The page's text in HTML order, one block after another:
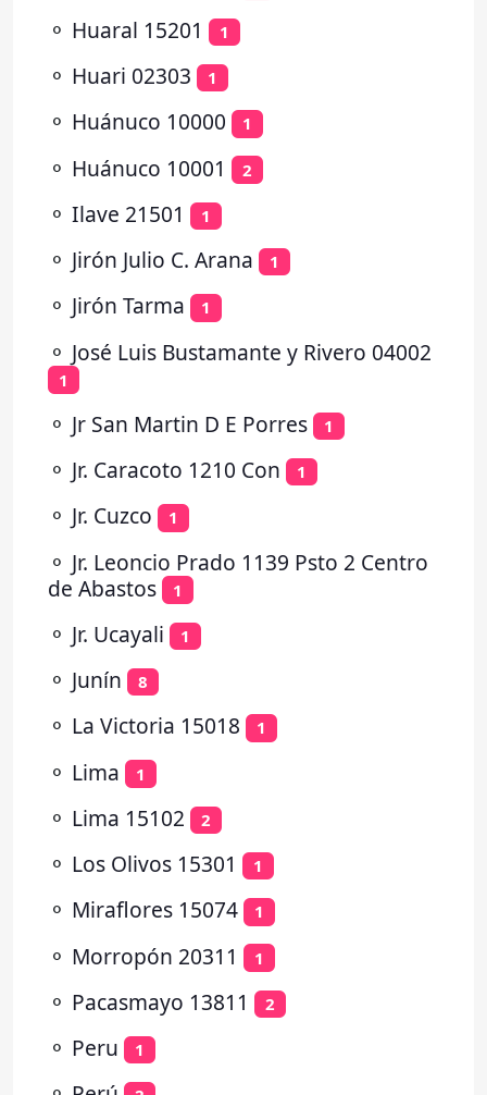
⚬ Huaral 15201 1
⚬ Huari 02303 1
⚬ Huánuco 10000 1
⚬ Huánuco 10001 2
⚬ Ilave 21501 1
⚬ Jirón Julio C. Arana 1
⚬ Jirón Tarma 1
⚬ José Luis Bustamante y Rivero 04002
1
⚬ Jr San Martin D E Porres 1
⚬ Jr. Caracoto 1210 Con 1
⚬ Jr. Cuzco 1
⚬ Jr. Leoncio Prado 1139 Psto 2 Centro
de Abastos
1
⚬ Jr. Ucayali 1
⚬ Junín 8
⚬ La Victoria 15018 1
⚬ Lima 1
⚬ Lima 15102 2
⚬ Los Olivos 15301 1
⚬ Miraflores 15074 1
⚬ Morropón 20311 1
⚬ Pacasmayo 13811 2
⚬ Peru 1